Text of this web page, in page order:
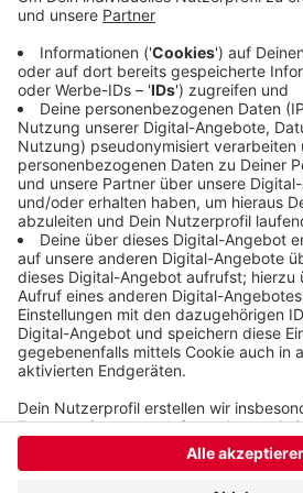
übertragen, heißt es von der
bekämen noch einen
TreueWeltist auch ein Punkte-
mit Teilnehmenden in ganz
Veröffentlicht:Dienstag, 29.07.2025
Anzeige
Anzeige